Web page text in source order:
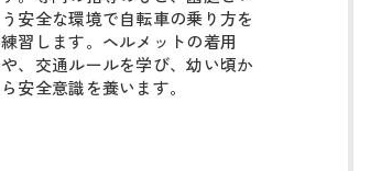
う安全な環境で自転車の乗り方を
練習します。ヘルメットの着用
や、交通ルールを学び、幼い頃か
ら安全意識を養います。